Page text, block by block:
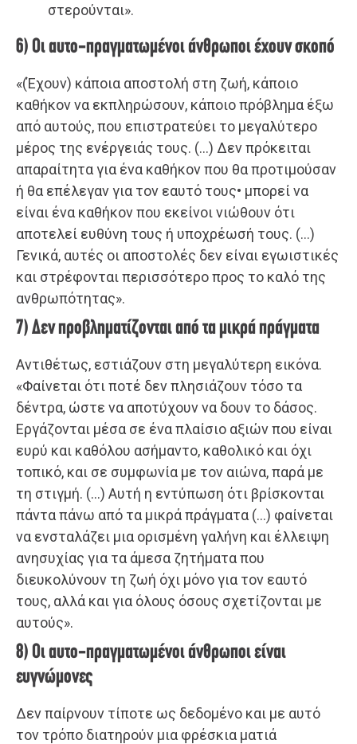
στερούνται».
6) Οι αυτο-πραγματωμένοι άνθρωποι έχουν σκοπό
«(Έχουν) κάποια αποστολή στη ζωή, κάποιo
καθήκον να εκπληρώσουν, κάποιο πρόβλημα έξω
από αυτούς, που επιστρατεύει το μεγαλύτερο
μέρος της ενέργειάς τους. (…) Δεν πρόκειται
απαραίτητα για ένα καθήκον που θα προτιμούσαν
ή θα επέλεγαν για τον εαυτό τους• μπορεί να
είναι ένα καθήκον που εκείνοι νιώθουν ότι
αποτελεί ευθύνη τους ή υποχρέωσή τους. (…)
Γενικά, αυτές οι αποστολές δεν είναι εγωιστικές
και στρέφονται περισσότερο προς το καλό της
ανθρωπότητας».
7) Δεν προβληματίζονται από τα μικρά πράγματα
Αντιθέτως, εστιάζουν στη μεγαλύτερη εικόνα.
«Φαίνεται ότι ποτέ δεν πλησιάζουν τόσο τα
δέντρα, ώστε να αποτύχουν να δουν το δάσος.
Εργάζονται μέσα σε ένα πλαίσιο αξιών που είναι
ευρύ και καθόλου ασήμαντο, καθολικό και όχι
τοπικό, και σε συμφωνία με τον αιώνα, παρά με
τη στιγμή. (…) Αυτή η εντύπωση ότι βρίσκονται
πάντα πάνω από τα μικρά πράγματα (…) φαίνεται
να ενσταλάζει μια ορισμένη γαλήνη και έλλειψη
ανησυχίας για τα άμεσα ζητήματα που
διευκολύνουν τη ζωή όχι μόνο για τον εαυτό
τους, αλλά και για όλους όσους σχετίζονται με
αυτούς».
8) Οι αυτο-πραγματωμένοι άνθρωποι είναι
ευγνώμονες
Δεν παίρνουν τίποτε ως δεδομένο και με αυτό
τον τρόπο διατηρούν μια φρέσκια ματιά